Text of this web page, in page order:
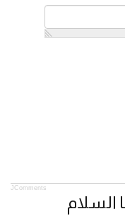
JComments